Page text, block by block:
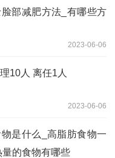
部减肥方法_有哪些方
2023-06-06
10人 离任1人
2023-06-06
是什么_高脂肪食物一
的食物有哪些